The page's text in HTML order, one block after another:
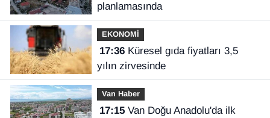
planlamasında
EKONOMİ
17:36Küresel gıda fiyatları 3,5
yılın zirvesinde
Van Haber
17:15Van Doğu Anadolu'da ilk